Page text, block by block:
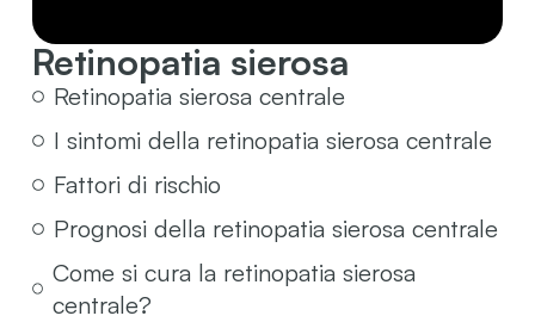
Retinopatia sierosa
Retinopatia sierosa centrale
I sintomi della retinopatia sierosa centrale
Fattori di rischio
Prognosi della retinopatia sierosa centrale
Come si cura la retinopatia sierosa
centrale?